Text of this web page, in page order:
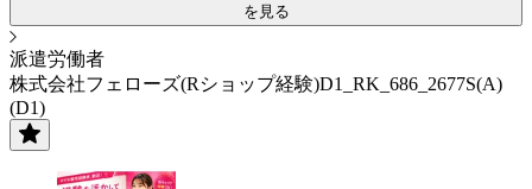
を見る
派遣労働者
株式会社フェローズ(Rショップ経験)D1_RK_686_2677S(A)
(D1)